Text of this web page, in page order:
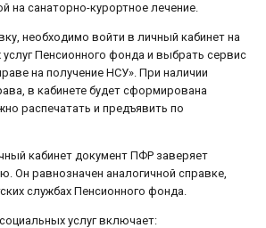
на санаторно-курортное лечение.
необходимо войти в личный кабинет на
Пенсионного фонда и выбрать сервис
на получение НСУ». При наличии
в кабинете будет сформирована
распечатать и предъявить по
кабинет документ ПФР заверяет
Он равнозначен аналогичной справке,
службах Пенсионного фонда.
услуг включает: